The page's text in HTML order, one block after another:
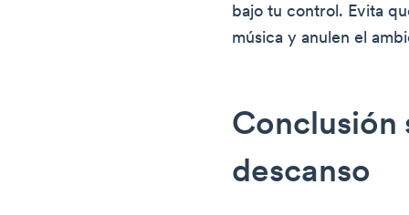
bajo tu control. Evita
música y anulen el
Conclusión
descanso